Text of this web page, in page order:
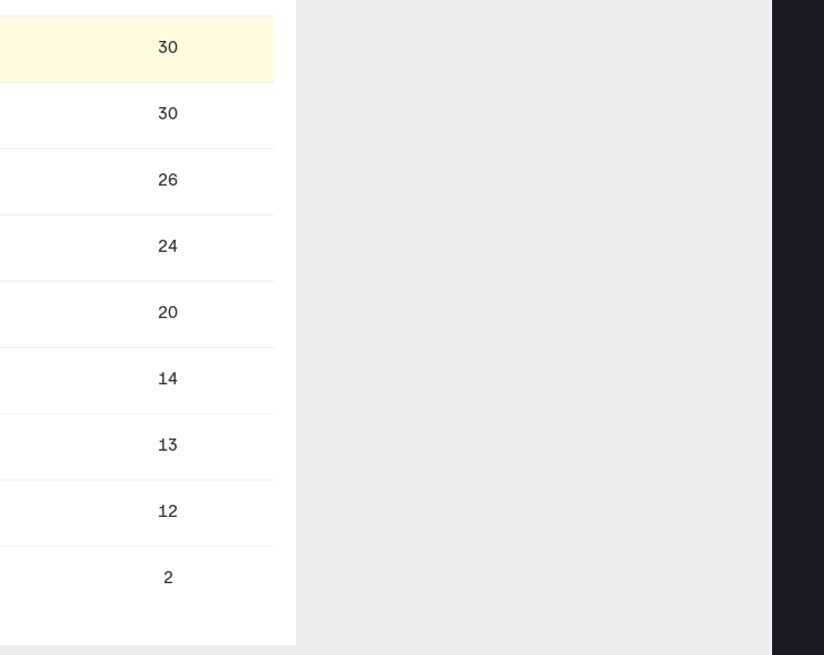
30
30
26
24
20
14
13
12
2